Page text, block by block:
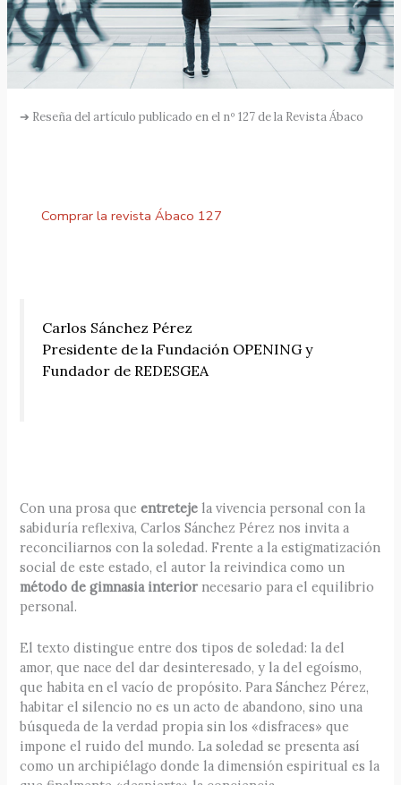
➔ Reseña del artículo publicado en el nº 127 de la Revista Ábaco
Comprar la revista Ábaco 127
Carlos Sánchez Pérez
Presidente de la Fundación OPENING y
Fundador de REDESGEA
Con una prosa queentreteje la vivencia personal con la
sabiduría reflexiva, Carlos Sánchez Pérez nos invita a
reconciliarnos con la soledad. Frente a la estigmatización
social de este estado, el autor la reivindica como un
método de gimnasia interior necesario para el equilibrio
personal.
El texto distingue entre dos tipos de soledad: la del
amor, que nace del dar desinteresado, y la del egoísmo,
que habita en el vacío de propósito. Para Sánchez Pérez,
habitar el silencio no es un acto de abandono, sino una
búsqueda de la verdad propia sin los «disfraces» que
impone el ruido del mundo. La soledad se presenta así
como un archipiélago donde la dimensión espiritual es la